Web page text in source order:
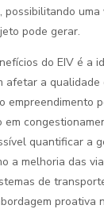
possibilitando
pode gerar.
do EIV é a
afetar a qualidade
empreendimento
quantificar a
a melhoria das
de
proativa